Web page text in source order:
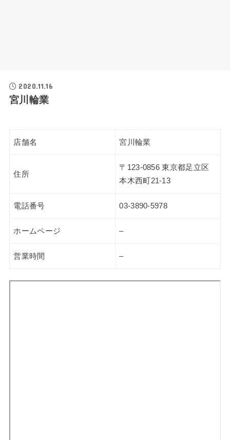
2020.11.16
宮川輪業
店舗名 宮川輪業
住所
〒123-0856 東京都足立区
本木西町21-13
電話番号 03-3890-5978
ホームページ –
営業時間 –